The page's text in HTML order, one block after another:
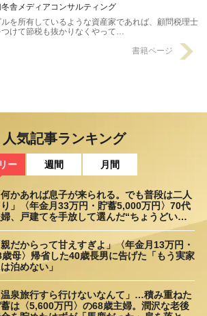
舎メディアコンサルティング
ルを所有しているような資産家であれば、顧問税理士
つけて節税も抜かりなくやって…
書籍ページ
人気記事ランキング
ー 週間 月間
何かあれば息子が来られる。でも普段は二人
り」〈年金月33万円・貯蓄5,000万円〉70代
、戸建てを手放して選んだ“ちょうどいい
親だからって甘えすぎよ」〈年金月13万円・
歳母〉帰省した40歳長男に告げた「もう実家
泊めない」
温泉旅行すら行けないなんて」…積み重ねた
蓄は〈5,600万円〉の68歳主婦。潤沢な老後